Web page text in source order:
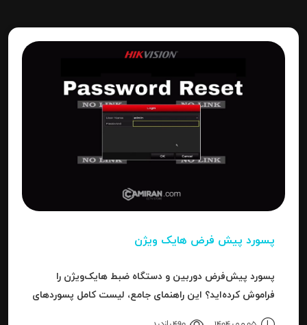
پسورد پیش فرض هایک ویژن
پسورد پیش‌فرض دوربین و دستگاه ضبط هایک‌ویژن را
فراموش کرده‌اید؟ این راهنمای جامع، لیست کامل پسوردهای